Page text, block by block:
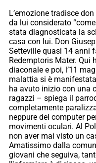
L’emozione tradisce
da lui considerato
stata diagnosticata la
casa con lui. Don
Setteville quasi 14 anni
Redemptoris Mater. Qui
diaconale e poi, l’11
malattia si è
ha avuto inizio con una
ragazzi – spiega il
completamente
neppure del computer
movimenti oculari. Al
non aver mai visto un
Amatissimo dalla
giovani che seguiva,